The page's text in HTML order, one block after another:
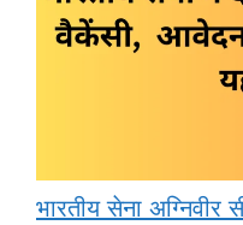
भारतीय सेना